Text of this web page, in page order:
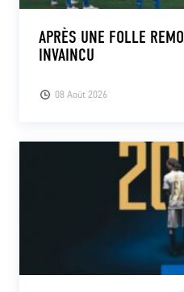
08 Août 2026
APRÈS UNE FOLLE
INVAINCU